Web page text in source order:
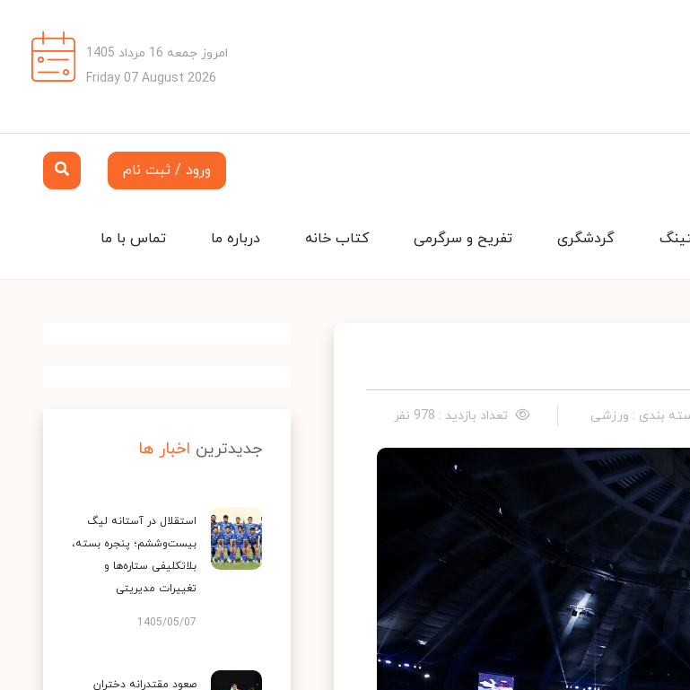
امروز جمعه 16 مرداد 1405
Friday 07 August 2026
ورود / ثبت نام
تماس با ما درباره ما کتاب خانه تفریح و سرگرمی گردشگری
بندی : ورزشی تعداد بازدید : 978 نفر
جدیدترین اخبار ها
استقلال در آستانه لیگ
بیست‌وششم؛ پنجره بسته،
بلاتکلیفی ستاره‌ها و
تغییرات مدیریتی
1405/05/07
صعود مقتدرانه دختران